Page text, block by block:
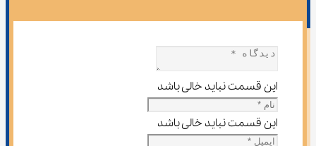
این قسمت نباید خالی باشد
این قسمت نباید خالی باشد